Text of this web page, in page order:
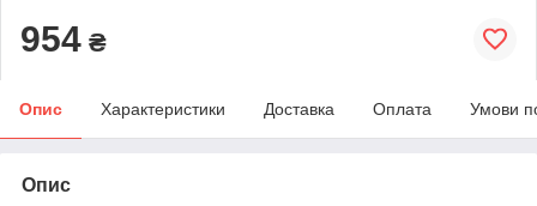
954 ₴
Опис Характеристики Доставка Оплата Умови
Опис